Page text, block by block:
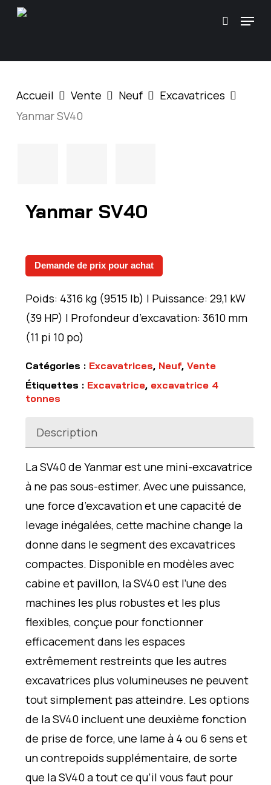
Skip
Menu
Accueil Vente Neuf
Excavatrices
Yanmar SV40
Yanmar SV40
Demande de prix pour achat
Poids: 4316 kg (9515 lb) | Puissance: 29,1 kW
(39 HP) | Profondeur d’excavation: 3610 mm
(11 pi 10 po)
Catégories : Excavatrices, Neuf, Vente
Étiquettes : Excavatrice, excavatrice 4
tonnes
Description
La SV40 de Yanmar est une mini-excavatrice
à ne pas sous-estimer. Avec une puissance,
une force d’excavation et une capacité de
levage inégalées, cette machine change la
donne dans le segment des excavatrices
compactes. Disponible en modèles avec
cabine et pavillon, la SV40 est l’une des
machines les plus robustes et les plus
flexibles, conçue pour fonctionner
efficacement dans les espaces
extrêmement restreints que les autres
excavatrices plus volumineuses ne peuvent
tout simplement pas atteindre. Les options
de la SV40 incluent une deuxième fonction
de prise de force, une lame à 4 ou 6 sens et
un contrepoids supplémentaire, de sorte
que la SV40 a tout ce qu’il vous faut pour